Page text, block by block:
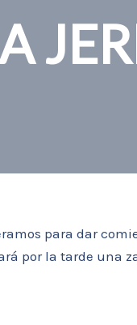
para dar
por la tarde una